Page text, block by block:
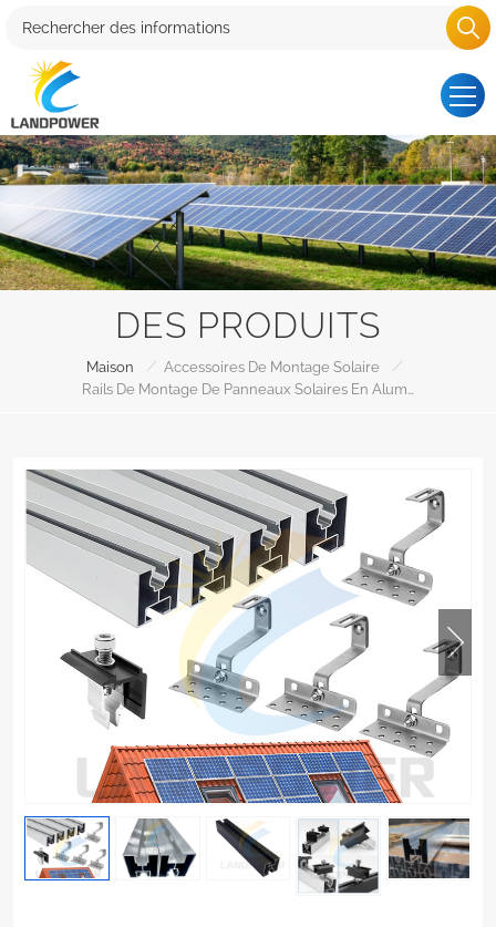
DES PRODUITS
Maison / Accessoires De Montage Solaire
/